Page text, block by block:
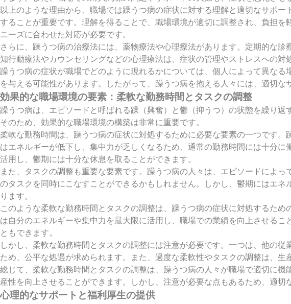
以上のような理由から、職場では躁うつ病の症状に対する理解と適切なサポ
することが重要です。理解を得ることで、職場環境が適切に調整され、負担
ニーズに合わせた対応が必要です。
さらに、躁うつ病の治療法には、薬物療法や心理療法があります。定期的な
知行動療法やカウンセリングなどの心理療法は、症状の管理やストレスへの
躁うつ病の症状が職場でどのように現れるかについては、個人によって異な
を与える可能性があります。したがって、躁うつ病を抱える人々には、適切
効果的な職場環境の要素：柔軟な勤務時間とタスクの調整
躁うつ病は、エピソードと呼ばれる躁（興奮）と鬱（抑うつ）の状態を繰り
そのため、効果的な職場環境の構築は非常に重要です。
柔軟な勤務時間は、躁うつ病の症状に対処するために必要な要素の一つです
はエネルギーが低下し、集中力が乏しくなるため、通常の勤務時間には十分
活用し、鬱期には十分な休息を取ることができます。
また、タスクの調整も重要な要素です。躁うつ病の人々は、エピソードによ
のタスクを同時にこなすことができるかもしれません。しかし、鬱期にはエ
ります。
このような柔軟な勤務時間とタスクの調整は、躁うつ病の症状に対処するた
は自分のエネルギーや集中力を最大限に活用し、職場での業績を向上させる
ともできます。
しかし、柔軟な勤務時間とタスクの調整には注意が必要です。一つは、他の
ため、公平な処遇が求められます。また、過度な柔軟性やタスクの調整は、
総じて、柔軟な勤務時間とタスクの調整は、躁うつ病の人々が職場で適切に
産性を向上させることができます。しかし、注意が必要な点もあるため、適切
心理的なサポートと福利厚生の提供